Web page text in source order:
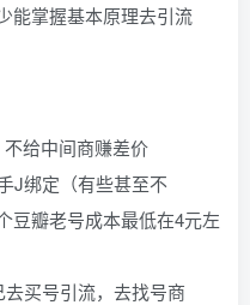
能掌握基本原理去引流
不给中间商赚差价
J绑定（有些甚至不
豆瓣老号成本最低在4元左
买号引流，去找号商